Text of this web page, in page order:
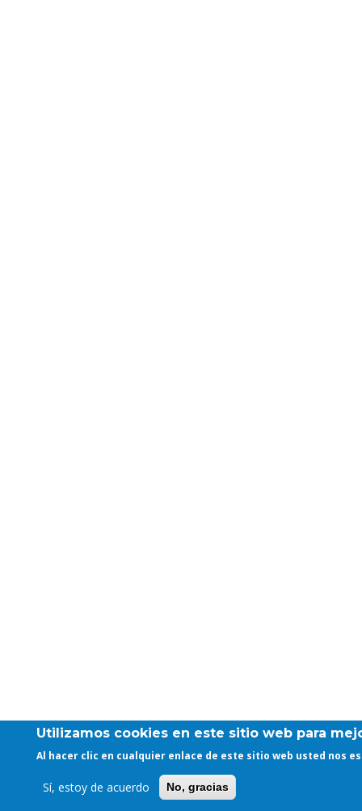
Utilizamos cookies en este sitio web para
Al hacer clic en cualquier enlace de este sitio web usted nos
Sí, estoy de acuerdo No, gracias